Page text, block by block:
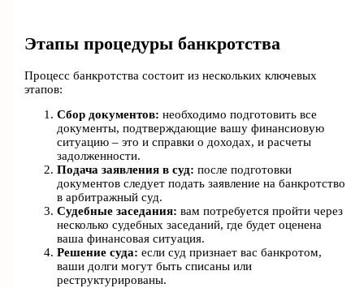
Этапы процедуры банкротства
Процесс банкротства состоит из нескольких ключевых
этапов:
Сбор документов: необходимо подготовить все
документы, подтверждающие вашу финансиовую
ситуацию – это и справки о доходах, и расчеты
задолженности.
Подача заявления в суд: после подготовки
документов следует подать заявление на банкротство
в арбитражный суд.
Судебные заседания: вам потребуется пройти через
несколько судебных заседаний, где будет оценена
ваша финансовая ситуация.
Решение суда: если суд признает вас банкротом,
ваши долги могут быть списаны или
реструктурированы.